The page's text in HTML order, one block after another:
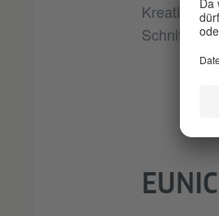
Kreativen